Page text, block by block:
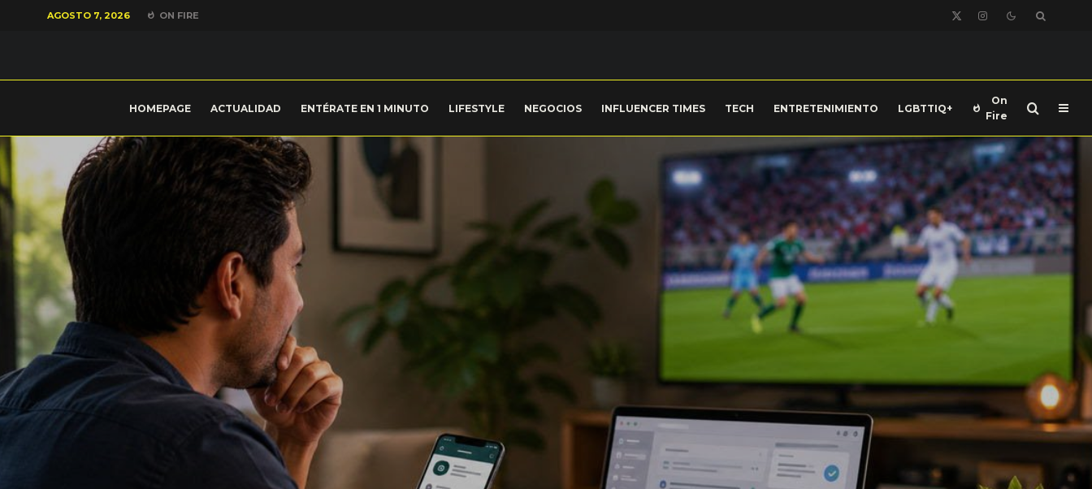
AGOSTO 7, 2026 ON FIRE
HOMEPAGE ACTUALIDAD ENTÉRATE EN 1 MINUTO LIFESTYLE NEGOCIOS INFLUENCER TIMES TECH ENTRETENIMIENTO LGBTTIQ+
On
Fire